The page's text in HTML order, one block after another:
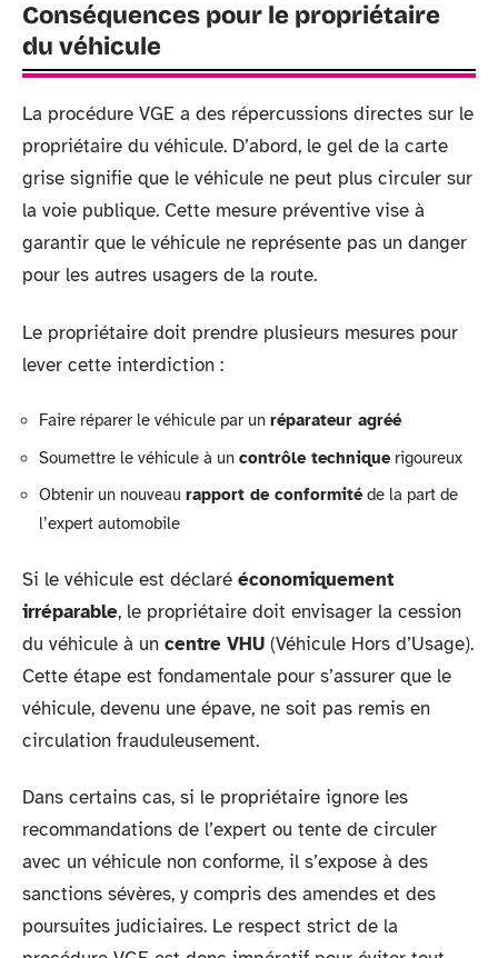
Conséquences pour le propriétaire
du véhicule
La procédure VGE a des répercussions directes sur le
propriétaire du véhicule. D’abord, le gel de la carte
grise signifie que le véhicule ne peut plus circuler sur
la voie publique. Cette mesure préventive vise à
garantir que le véhicule ne représente pas un danger
pour les autres usagers de la route.
Le propriétaire doit prendre plusieurs mesures pour
lever cette interdiction :
Faire réparer le véhicule par un réparateur agréé
Soumettre le véhicule à un contrôle techniquerigoureux
Obtenir un nouveau rapport de conformitéde la part de
l’expert automobile
Si le véhicule est déclaré économiquement
irréparable, le propriétaire doit envisager la cession
du véhicule à un centre VHU (Véhicule Hors d’Usage).
Cette étape est fondamentale pour s’assurer que le
véhicule, devenu une épave, ne soit pas remis en
circulation frauduleusement.
Dans certains cas, si le propriétaire ignore les
recommandations de l’expert ou tente de circuler
avec un véhicule non conforme, il s’expose à des
sanctions sévères, y compris des amendes et des
poursuites judiciaires. Le respect strict de la